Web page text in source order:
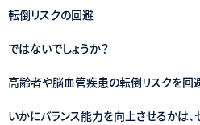
転倒リスクの回避
ではないでしょうか？
高齢者や脳血管疾患の転倒リスクを回
いかにバランス能力を向上させるかは、